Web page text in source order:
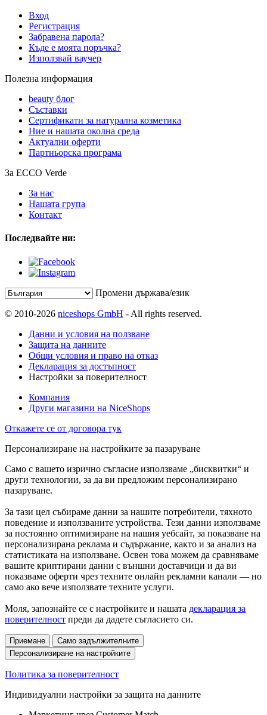
Вход
Регистрация
Забравена парола?
Къде е моята поръчка?
Използвай ваучер
Полезна информация
beauty блог
Съставки
Сертификати за натурална козметика
Ние и нашата околна среда
Актуални оферти
Партньорска програма
За ECCO Verde
За нас
Нашата група
Контакт
Последвайте ни:
Промени държава/език
© 2010-2026 niceshops GmbH - All rights reserved.
Данни и условия на ползване
Защита на данните
Общи условия и право на отказ
Декларация за достъпност
Настройки за поверителност
Компания
Други магазини на NiceShops
Откажете се от договора тук
Персонализиране на настройките за пазаруване
Само с вашето изрично съгласие използваме „бисквитки“ и
други технологии, за да ви предложим персонализирано
пазаруване.
За тази цел събираме данни за нашите потребители, тяхното
поведение и използваните устройства. Тези данни използваме
за постоянно оптимизиране на нашия уебсайт, за показване на
персонализирана реклама и съдържание, както и за анализ на
статистиката на използване. Освен това можем да сравняваме
вашите криптирани данни с външни доставчици и да ви
показваме оферти чрез техните онлайн рекламни канали — но
само ако вече използвате техните услуги.
Моля, запознайте се с настройките и нашата декларация за
поверителност преди да дадете съгласието си.
Приемане
Само задължителните
Персонализиране на настройките
Политика за поверителност
Индивидуални настройки за защита на данните